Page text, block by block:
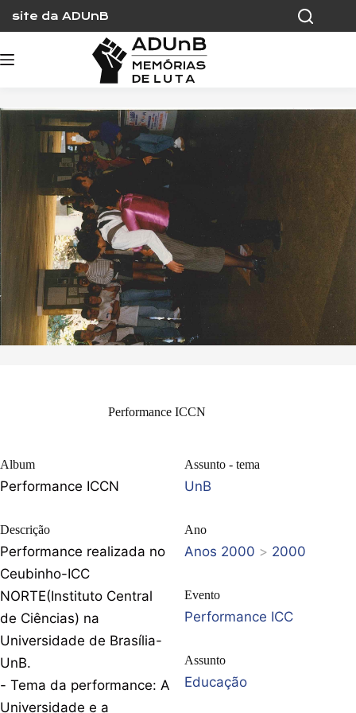
content
site da ADUnB
Performance ICCN
Album
Performance ICCN
Descrição
Performance realizada no
Ceubinho-ICC
NORTE(Instituto Central
de Ciências) na
Universidade de Brasília-
UnB.
- Tema da performance: A
Universidade e a
Assunto - tema
UnB
Ano
Anos 2000 > 2000
Evento
Performance ICC
Assunto
Educação